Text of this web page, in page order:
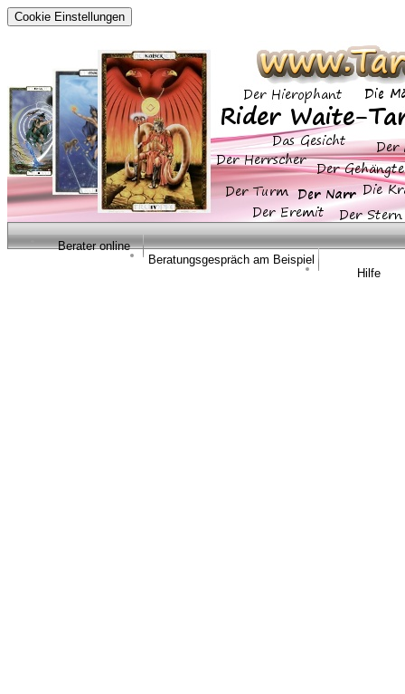
Cookie Einstellungen
Berater online
Beratungsgespräch am Beispiel
Hilfe